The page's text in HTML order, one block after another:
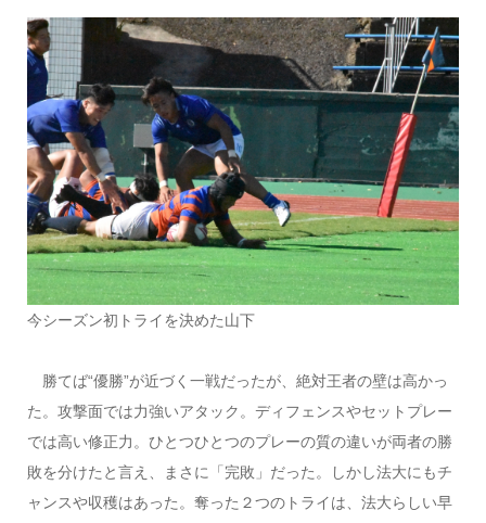
今シーズン初トライを決めた山下
勝てば“優勝”が近づく一戦だったが、絶対王者の壁は高かっ
た。攻撃面では力強いアタック。ディフェンスやセットプレー
では高い修正力。ひとつひとつのプレーの質の違いが両者の勝
敗を分けたと言え、まさに「完敗」だった。しかし法大にもチ
ャンスや収穫はあった。奪った２つのトライは、法大らしい早